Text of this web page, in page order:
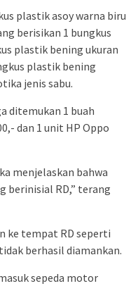
plastik asoy warna biru
berisikan 1 bungkus
plastik bening ukuran
plastik bening
jenis sabu.
ditemukan 1 buah
dan 1 unit HP Oppo
menjelaskan bahwa
berinisial RD,” terang
ke tempat RD seperti
berhasil diamankan.
sepeda motor